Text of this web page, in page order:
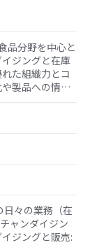
品分野を中心と
ジングと在庫
た組織力とコ
製品への情熱
日々の業務（在
ャンダイジン